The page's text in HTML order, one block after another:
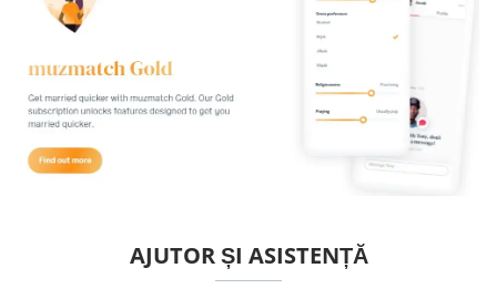
AJUTOR ȘI ASISTENȚĂ